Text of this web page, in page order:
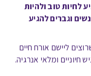
לחיות טוב ולהיות
וגברים להגיע
ליישם אורח חיים
חיוניים ומלאי אנרגיה.